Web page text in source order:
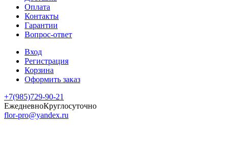
Оплата
Контакты
Гарантии
Вопрос-ответ
Вход
Регистрация
Корзина
Оформить заказ
+7(985)729-90-21
ЕжедневноКруглосуточно
flor-pro@yandex.ru